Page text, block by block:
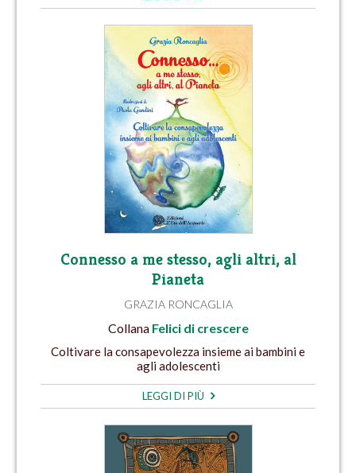
Connesso a me stesso, agli altri, al
Pianeta
GRAZIA RONCAGLIA
Collana Felici di crescere
Coltivare la consapevolezza insieme ai bambini e
agli adolescenti
LEGGI DI PIÙ